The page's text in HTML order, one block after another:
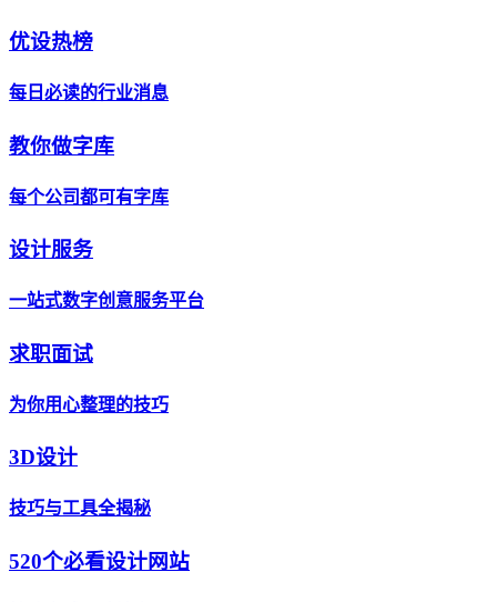
优设热榜
每日必读的行业消息
教你做字库
每个公司都可有字库
设计服务
一站式数字创意服务平台
求职面试
为你用心整理的技巧
3D设计
技巧与工具全揭秘
520个必看设计网站